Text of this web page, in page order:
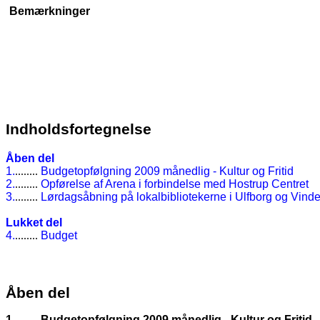
Bemærkninger
Indholdsfortegnelse
Åben del
1......... Budgetopfølgning 2009 månedlig - Kultur og Fritid
2......... Opførelse af Arena i forbindelse med Hostrup Centret
3......... Lørdagsåbning på lokalbibliotekerne i Ulfborg og
Lukket del
4......... Budget
Åben del